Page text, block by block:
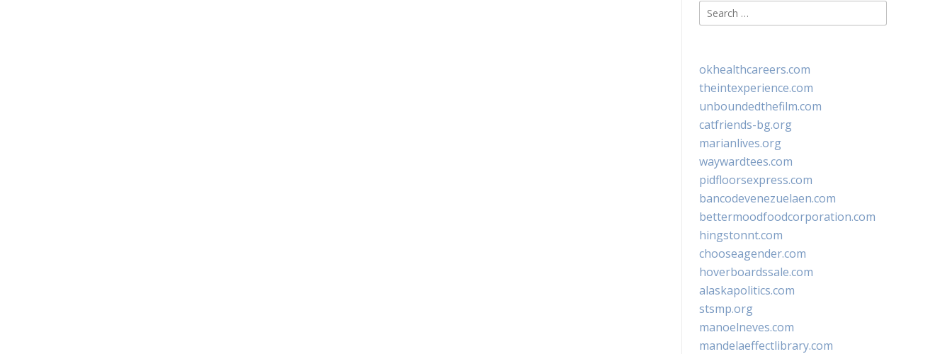
Search
for:
okhealthcareers.com
theintexperience.com
unboundedthefilm.com
catfriends-bg.org
marianlives.org
waywardtees.com
pidfloorsexpress.com
bancodevenezuelaen.com
bettermoodfoodcorporation.com
hingstonnt.com
chooseagender.com
hoverboardssale.com
alaskapolitics.com
stsmp.org
manoelneves.com
mandelaeffectlibrary.com